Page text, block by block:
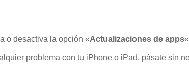
o desactiva la opción «Actualizaciones de apps
problema con tu iPhone o iPad, pásate sin